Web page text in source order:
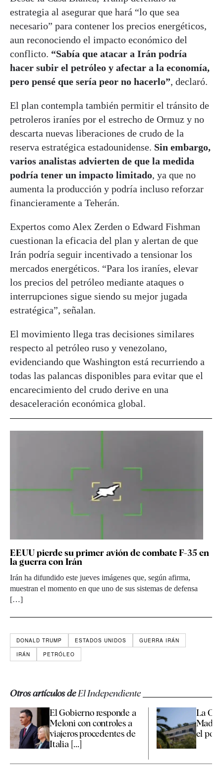
estrategia al asegurar que hará “lo que sea
necesario” para contener los precios energéticos,
aun reconociendo el impacto económico del
conflicto. “Sabía que atacar a Irán podría
hacer subir el petróleo y afectar a la economía,
pero pensé que sería peor no hacerlo”, declaró.
El plan contempla también permitir el tránsito de
petroleros iraníes por el estrecho de Ormuz y no
descarta nuevas liberaciones de crudo de la
reserva estratégica estadounidense. Sin embargo,
varios analistas advierten de que la medida
podría tener un impacto limitado, ya que no
aumenta la producción y podría incluso reforzar
financieramente a Teherán.
Expertos como Alex Zerden o Edward Fishman
cuestionan la eficacia del plan y alertan de que
Irán podría seguir incentivado a tensionar los
mercados energéticos. “Para los iraníes, elevar
los precios del petróleo mediante ataques o
interrupciones sigue siendo su mejor jugada
estratégica”, señalan.
El movimiento llega tras decisiones similares
respecto al petróleo ruso y venezolano,
evidenciando que Washington está recurriendo a
todas las palancas disponibles para evitar que el
encarecimiento del crudo derive en una
desaceleración económica global.
EEUU pierde su primer avión de combate F-35 en
la guerra con Irán
Irán ha difundido este jueves imágenes que, según afirma,
muestran el momento en que uno de sus sistemas de defensa
[…]
DONALD TRUMP ESTADOS UNIDOS
GUERRA IRÁN
IRÁN
PETRÓLEO
Otros artículos deEl Independiente
El Gobierno responde a
Meloni con controles a
viajeros procedentes de
Italia [...]
La
el